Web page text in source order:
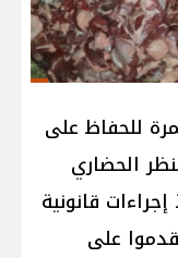
للحفاظ على
الحضاري
قانونية
على